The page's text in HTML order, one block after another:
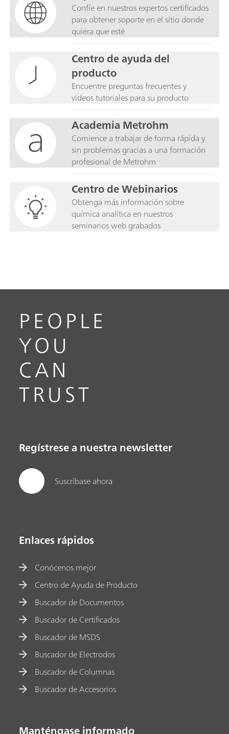
Confíe en nuestros expertos certificados
para obtener soporte en el sitio donde
quiera que esté
Centro de ayuda del
producto
Encuentre preguntas frecuentes y
videos tutoriales para su producto
Academia Metrohm
Comience a trabajar de forma rápida y
sin problemas gracias a una formación
profesional de Metrohm
Centro de Webinarios
Obtenga más información sobre
química analítica en nuestros
seminarios web grabados
PEOPLE
YOU
CAN
TRUST
Regístrese a nuestra newsletter
Suscríbase ahora
Enlaces rápidos
Conócenos mejor
Centro de Ayuda de Producto
Buscador de Documentos
Buscador de Certificados
Buscador de MSDS
Buscador de Electrodos
Buscador de Columnas
Buscador de Accesorios